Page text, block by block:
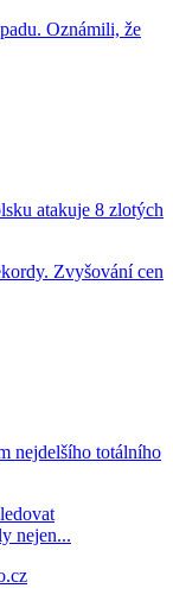
Oznámili, že
atakuje 8 zlotých
Zvyšování cen
nejdelšího totálního
nejen...